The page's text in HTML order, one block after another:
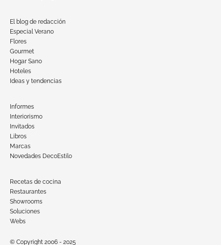
El blog de redacción
Especial Verano
Flores
Gourmet
Hogar Sano
Hoteles
Ideas y tendencias
Informes
Interiorismo
Invitados
Libros
Marcas
Novedades DecoEstilo
Recetas de cocina
Restaurantes
Showrooms
Soluciones
Webs
© Copyright 2006 - 2025